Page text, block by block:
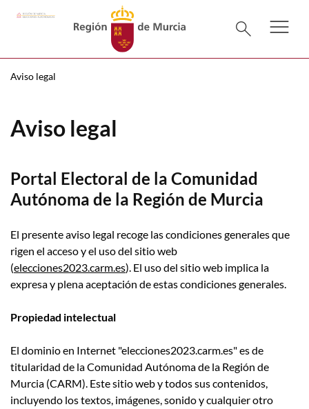
Menú
menu
search
Aviso legal
Aviso legal
Portal Electoral de la Comunidad
Autónoma de la Región de Murcia
El presente aviso legal recoge las condiciones generales que
rigen el acceso y el uso del sitio web
(elecciones2023.carm.es). El uso del sitio web implica la
expresa y plena aceptación de estas condiciones generales.
Propiedad intelectual
El dominio en Internet "elecciones2023.carm.es" es de
titularidad de la Comunidad Autónoma de la Región de
Murcia (CARM). Este sitio web y todos sus contenidos,
incluyendo los textos, imágenes, sonido y cualquier otro